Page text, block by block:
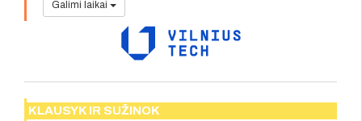
Galimi laikai
KLAUSYK IR SUŽINOK